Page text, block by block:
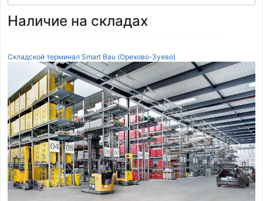
Наличие на складах
Складской терминал Smart Bau (Орехово-Зуево)